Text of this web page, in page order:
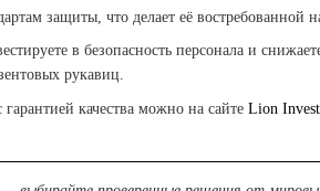
защиты, что делает её
в безопасность персонала и
рукавиц.
качества можно на сайте Lion Invest